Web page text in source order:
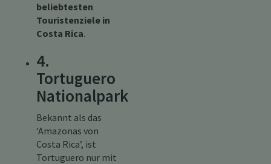
beliebtesten
Touristenziele in
Costa Rica.
4.
Tortuguero
Nationalpark
Bekannt als das
‘Amazonas von
Costa Rica’, ist
Tortuguero nur mit